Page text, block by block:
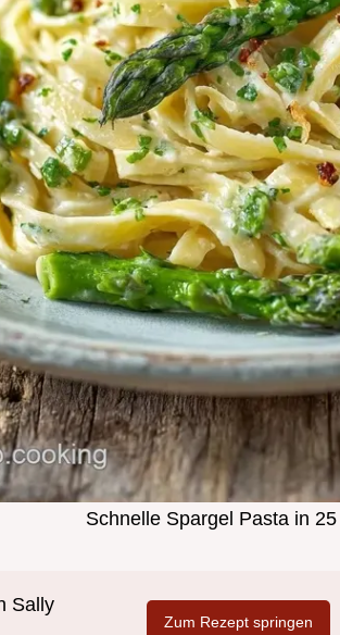
Schnelle Spargel Pasta in
Sally
Zum Rezept springen